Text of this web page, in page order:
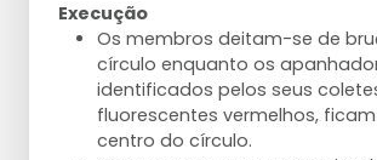
Execução
Os membros deitam-se de
círculo enquanto os
identificados pelos seus
fluorescentes vermelhos,
centro do círculo.